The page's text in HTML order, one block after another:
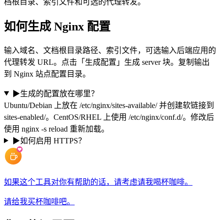
如何生成 Nginx 配置
输入域名、文档根目录路径、索引文件，可选输入后端应用的
代理转发 URL。点击「生成配置」生成 server 块。复制输出
到 Nginx 站点配置目录。
▶生成的配置放在哪里？
Ubuntu/Debian 上放在 /etc/nginx/sites-available/ 并创建软链接到
sites-enabled/。CentOS/RHEL 上使用 /etc/nginx/conf.d/。修改后
使用 nginx -s reload 重新加载。
▶如何启用 HTTPS？
如果这个工具对你有帮助的话，请考虑请我喝杯咖啡。
请给我买杯咖啡吧。